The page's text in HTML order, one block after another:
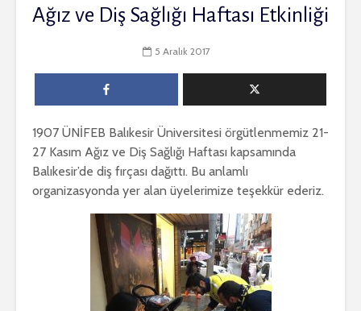
Ağız ve Diş Sağlığı Haftası Etkinliği
5 Aralık 2017
1907 ÜNİFEB Balıkesir Üniversitesi örgütlenmemiz 21-
27 Kasım Ağız ve Diş Sağlığı Haftası kapsamında
Balıkesir’de diş fırçası dağıttı. Bu anlamlı
organizasyonda yer alan üyelerimize teşekkür ederiz.